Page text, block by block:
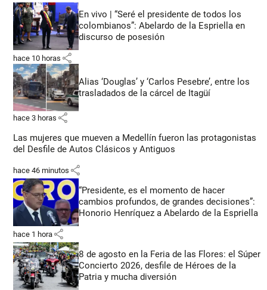
En vivo | “Seré el presidente de todos los
colombianos”: Abelardo de la Espriella en
discurso de posesión
hace 10 horas share
Alias ‘Douglas’ y ‘Carlos Pesebre’, entre los
trasladados de la cárcel de Itagüí
hace 3 horas share
Las mujeres que mueven a Medellín fueron las protagonistas
del Desfile de Autos Clásicos y Antiguos
hace 46 minutos share
“Presidente, es el momento de hacer
cambios profundos, de grandes decisiones”:
Honorio Henríquez a Abelardo de la Espriella
hace 1 hora share
8 de agosto en la Feria de las Flores: el Súper
Concierto 2026, desfile de Héroes de la
Patria y mucha diversión